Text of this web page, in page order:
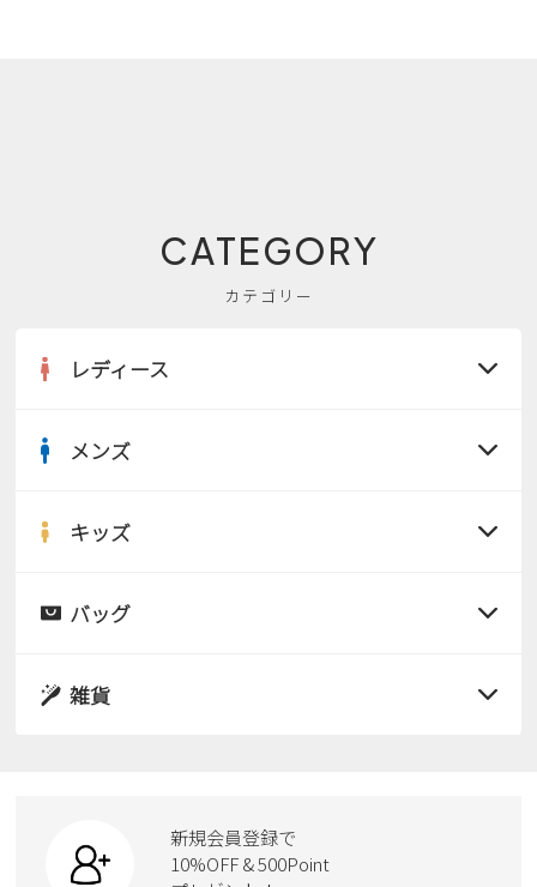
CATEGORY
カテゴリー
レディース
サンダル
スニーカー
カジュアルシューズ
メンズ
サンダル
ローファー
キッズ
サンダル
スクール
バッグ
ボディバッグ
雑貨
ケア用品
新規会員登録で
10%OFF & 500Point